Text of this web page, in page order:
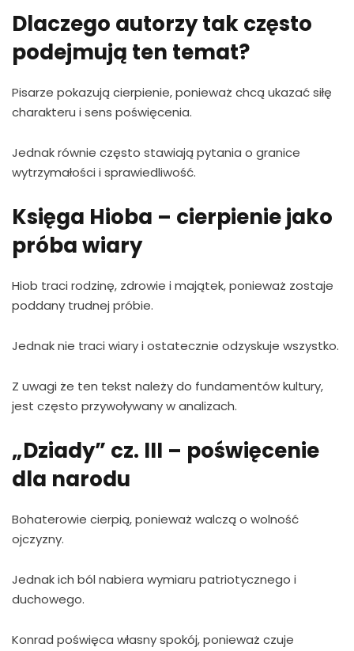
Dlaczego autorzy tak często
podejmują ten temat?
Pisarze pokazują cierpienie, ponieważ chcą ukazać siłę
charakteru i sens poświęcenia.
Jednak równie często stawiają pytania o granice
wytrzymałości i sprawiedliwość.
Księga Hioba – cierpienie jako
próba wiary
Hiob traci rodzinę, zdrowie i majątek, ponieważ zostaje
poddany trudnej próbie.
Jednak nie traci wiary i ostatecznie odzyskuje wszystko.
Z uwagi że ten tekst należy do fundamentów kultury,
jest często przywoływany w analizach.
„Dziady” cz. III – poświęcenie
dla narodu
Bohaterowie cierpią, ponieważ walczą o wolność
ojczyzny.
Jednak ich ból nabiera wymiaru patriotycznego i
duchowego.
Konrad poświęca własny spokój, ponieważ czuje